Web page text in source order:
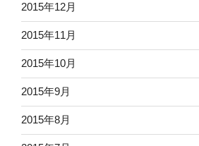
2015年12月
2015年11月
2015年10月
2015年9月
2015年8月